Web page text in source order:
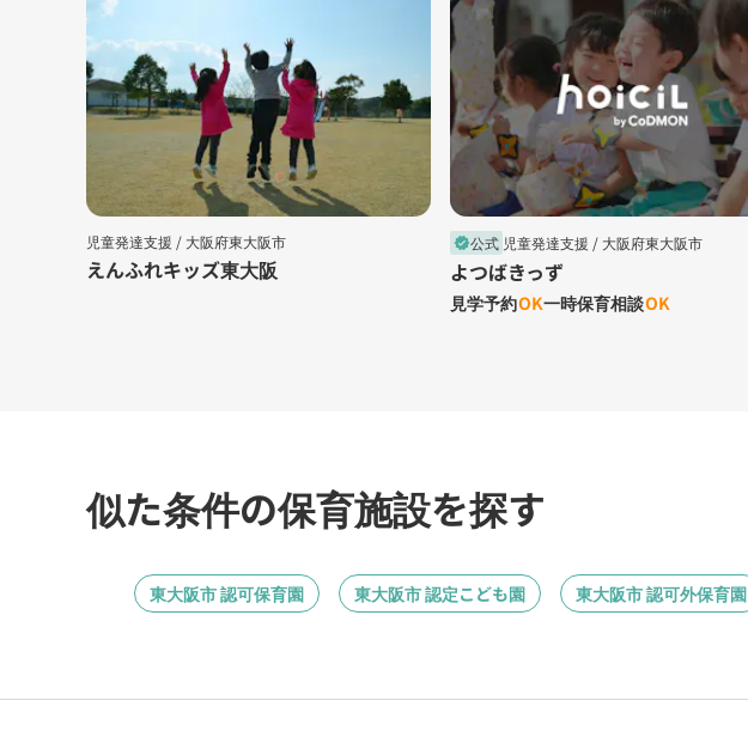
児童発達支援 / 大阪府東大阪市
えんふれキッズ東大阪
verified公式 児童発達支援 / 大阪府東大阪市
よつばきっず
見学予約OK一時保育相談OK
似た条件の保育施設を探す
東大阪市 認可保育園 東大阪市 認定こども園 東大阪市 認可外保育園